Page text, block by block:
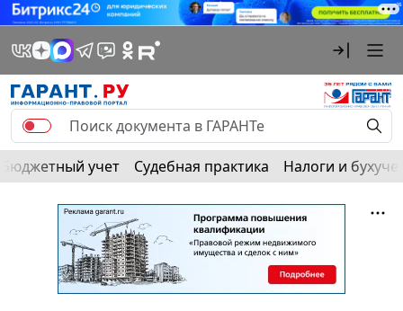
Бюджетный учет Судебная практика Налоги и